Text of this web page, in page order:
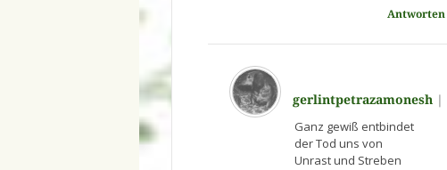
Antworten
gerlintpetrazamonesh |
Ganz gewiß entbindet
der Tod uns von
Unrast und Streben